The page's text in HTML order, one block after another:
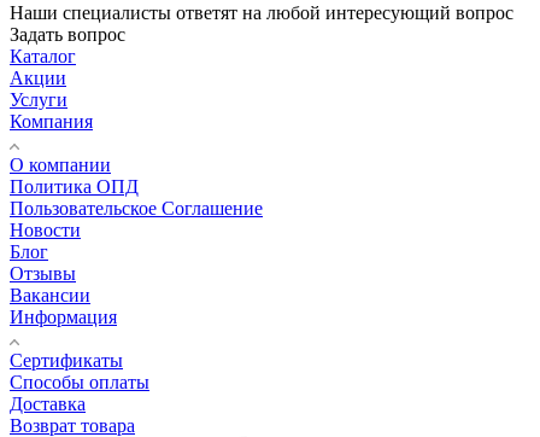
Наши специалисты ответят на любой интересующий вопрос
Задать вопрос
Каталог
Акции
Услуги
Компания
О компании
Политика ОПД
Пользовательское Соглашение
Новости
Блог
Отзывы
Вакансии
Информация
Сертификаты
Способы оплаты
Доставка
Возврат товара